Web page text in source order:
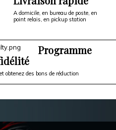
A domicile, en bureau de poste, en
point relais, en pickup station
Programme
obtenez des bons de réduction